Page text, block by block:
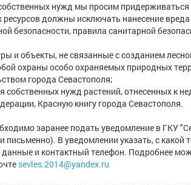
нужд мы просим
должны исключать нанесение
безопасности, правила санитарной
и объекты, не связанные с созданием
охраны особо охраняемых природных
города Севастополя;
собственных нужд растений, отнесенных к
Красную книгу города Севастополя.
заранее подать уведомление в ГКУ
В уведомлении указать, с какой
и контактный телефон. Подробнее
sevles.2014@yandex.ru